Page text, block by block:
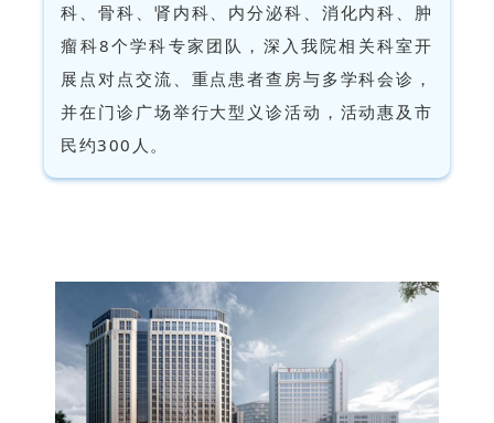
科、骨科、肾内科、内分泌科、消化内科、肿
瘤科8个学科专家团队，深入我院相关科室开
展点对点交流、重点患者查房与多学科会诊，
并在门诊广场举行大型义诊活动，活动惠及市
民约300人。
沪铜携手 共筑健康